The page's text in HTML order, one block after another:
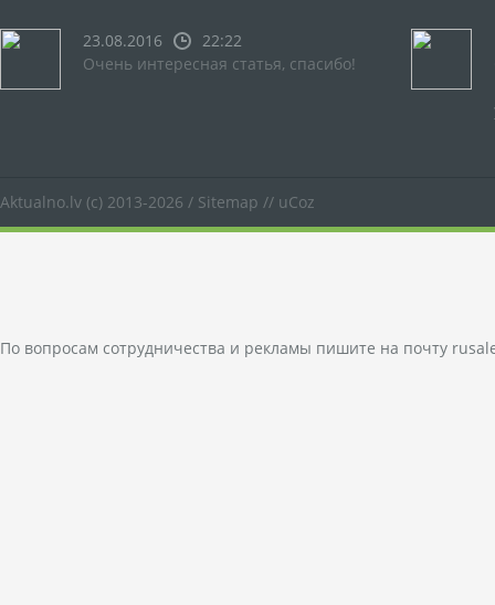
23.08.2016
22:22
Очень интересная статья, спасибо!
Aktualno.lv (c) 2013-2026 / Sitemap // uCoz
По вопросам сотрудничества и рекламы пишите на почту